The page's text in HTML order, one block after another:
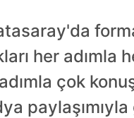
her adımla
çok